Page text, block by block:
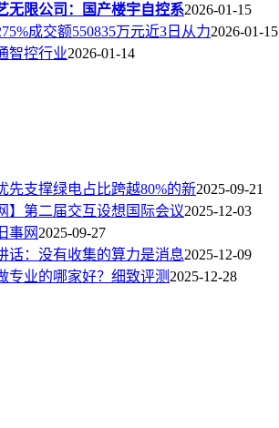
无限公司：国产楼宇自控系2026-01-15
成交额550835万元近3日从力2026-01-15
智控行业2026-01-14
先支撑绿电占比跨越80%的新2025-09-21
】第二届交互设想国际会议2025-12-03
事网2025-09-27
话：没有收集的算力是消息2025-12-09
专业的哪家好？细致评测2025-12-28